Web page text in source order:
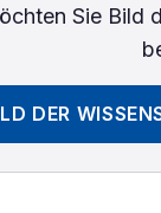
Sie Bild
DER